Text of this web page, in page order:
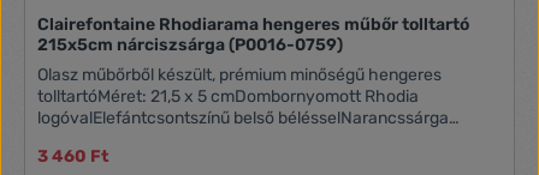
Clairefontaine Rhodiarama hengeres műbőr tolltartó
215x5cm nárciszsárga (P0016-0759)
Olasz műbőrből készült, prémium minőségű hengeres
tolltartóMéret: 21,5 x 5 cmDombornyomott Rhodia
logóvalElefántcsontszínű belső bélésselNarancssárga
3 460 Ft